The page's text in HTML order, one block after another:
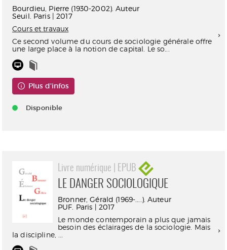
Bourdieu, Pierre (1930-2002). Auteur
Seuil. Paris | 2017
Cours et travaux
Ce second volume du cours de sociologie générale offre
une large place à la notion de capital. Le so...
Plus d'infos
Disponible
Livre numérique | EPUB
LE DANGER SOCIOLOGIQUE
Bronner, Gérald (1969-....). Auteur
PUF. Paris | 2017
Le monde contemporain a plus que jamais
besoin des éclairages de la sociologie. Mais
la discipline, ...